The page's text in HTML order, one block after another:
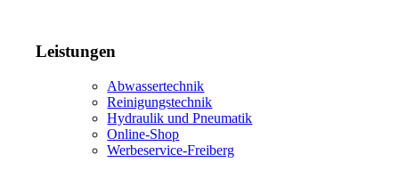
Leistungen
Abwassertechnik
Reinigungstechnik
Hydraulik und Pneumatik
Online-Shop
Werbeservice-Freiberg